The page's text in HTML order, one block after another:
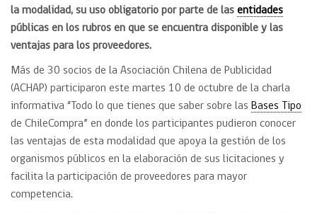
la modalidad, su uso obligatorio por parte de las entidades
públicas en los rubros en que se encuentra disponible y las
ventajas para los proveedores.
Más de 30 socios de la Asociación Chilena de Publicidad
(ACHAP) participaron este martes 10 de octubre de la charla
informativa “Todo lo que tienes que saber sobre las Bases Tipo
de ChileCompra” en donde los participantes pudieron conocer
las ventajas de esta modalidad que apoya la gestión de los
organismos públicos en la elaboración de sus licitaciones y
facilita la participación de proveedores para mayor
competencia.